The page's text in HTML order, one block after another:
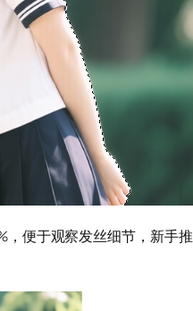
，便于观察发丝细节，新手推